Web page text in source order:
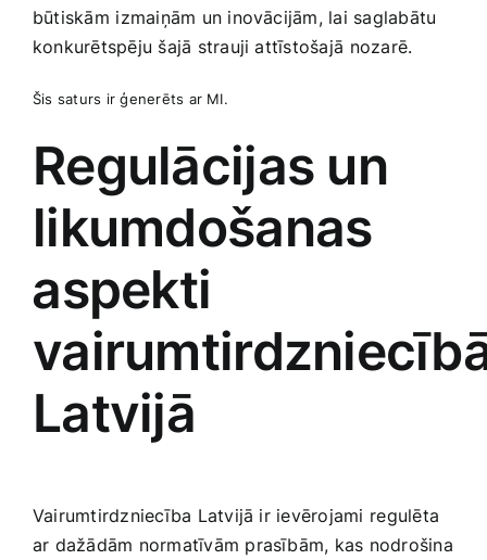
būtiskām ⁢izmaiņām un inovācijām, lai‌ saglabātu
‍konkurētspēju šajā strauji attīstošajā⁣ nozarē.
Šis saturs ir ģenerēts ar MI.
Regulācijas un
‌likumdošanas
⁢aspekti
Latvijā
Vairumtirdzniecība Latvijā ir ievērojami ⁢regulēta
ar dažādām normatīvām ‍prasībām,‍ kas nodrošina